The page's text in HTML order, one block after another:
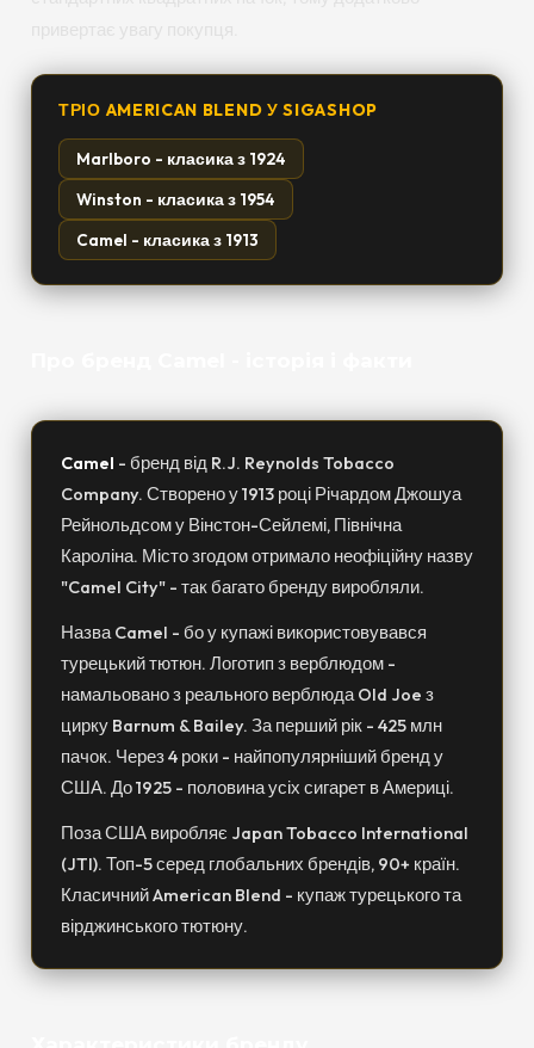
ТРІО AMERICAN BLEND У SIGASHOP
Marlboro - класика з 1924
Winston - класика з 1954
Camel - класика з 1913
Camel - бренд від R.J. Reynolds Tobacco
Company. Створено у 1913 році Річардом Джошуа
Рейнольдсом у Вінстон-Сейлемі, Північна
Кароліна. Місто згодом отримало неофіційну назву
"Camel City" - так багато бренду виробляли.
Назва Camel - бо у купажі використовувався
турецький тютюн. Логотип з верблюдом -
намальовано з реального верблюда Old Joe з
цирку Barnum & Bailey. За перший рік - 425 млн
пачок. Через 4 роки - найпопулярніший бренд у
США. До 1925 - половина усіх сигарет в Америці.
Поза США виробляє Japan Tobacco International
(JTI). Топ-5 серед глобальних брендів, 90+ країн.
Класичний American Blend - купаж турецького та
вірджинського тютюну.